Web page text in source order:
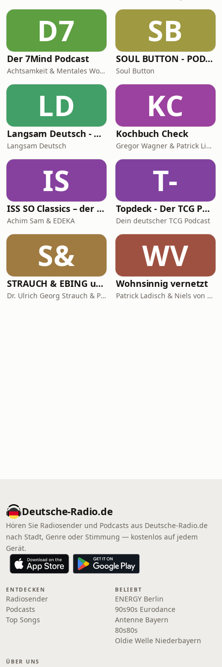
D7
Der 7Mind Podcast
Achtsamkeit & Mentales Wohlbefinden
SB
SOUL BUTTON - PODCAST
Soul Button
LD
Langsam Deutsch - Deutsch lernen
Langsam Deutsch
KC
Kochbuch Check
Gregor Wagner & Patrick Linke
IS
ISS SO Classics – der Ernährungspodcast mit Achim Sam (Wiederholungen)
Achim Sam & EDEKA
T-
Topdeck - Der TCG Podcast
Dein deutscher TCG Podcast
S&
STRAUCH & EBING ungeskriptet
Dr. Ulrich Georg Strauch & Prof. Dr. Jens Ebing
WV
Wohnsinnig vernetzt
Patrick Ladisch & Niels von Breymann
Deutsche-Radio.de
Hören Sie Radiosender und Podcasts aus Deutsche-Radio.de
nach Stadt, Genre oder Stimmung — kostenlos auf jedem
Gerät.
ENTDECKEN
Radiosender
Podcasts
Top Songs
BELIEBT
ENERGY Berlin
90s90s Eurodance
Antenne Bayern
80s80s
Oldie Welle Niederbayern
ÜBER UNS